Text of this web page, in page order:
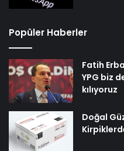
Popüler Haberler
Fatih
YPG biz
kılıyoruz
Doğal